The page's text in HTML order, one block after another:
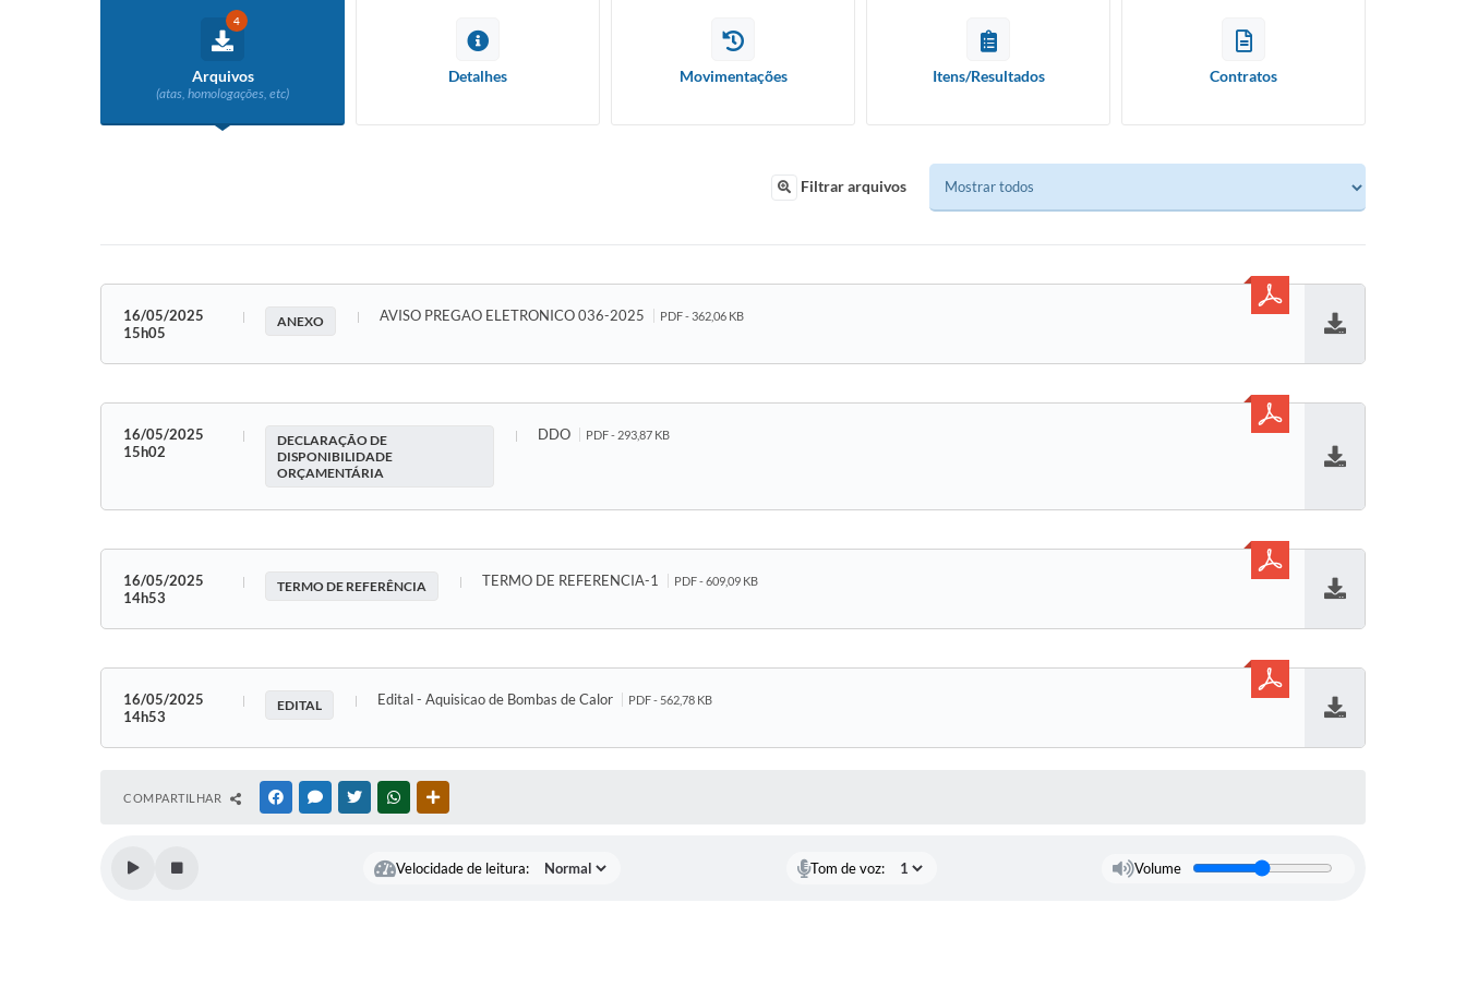
4
Arquivos
(atas, homologações, etc)
Detalhes Movimentações Itens/Resultados Contratos
Filtrar arquivos
16/05/2025
15h05
ANEXO AVISO PREGAO ELETRONICO 036-2025 PDF - 362,06 KB
16/05/2025
15h02
DECLARAÇÃO DE
DISPONIBILIDADE
ORÇAMENTÁRIA
DDO PDF - 293,87 KB
16/05/2025
14h53
TERMO DE REFERÊNCIA TERMO DE REFERENCIA-1 PDF - 609,09 KB
16/05/2025
14h53
EDITAL Edital - Aquisicao de Bombas de Calor PDF - 562,78 KB
COMPARTILHAR FACEBOOKMESSENGER
TWITTERWHATSAPP
Velocidade de leitura: Tom de voz: Volume